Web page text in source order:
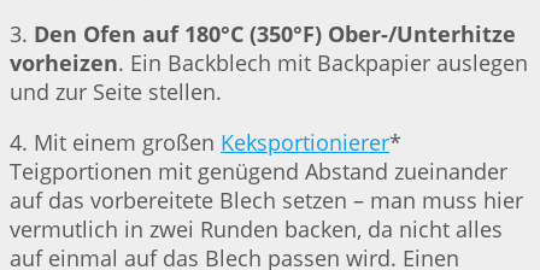
3. Den Ofen auf 180°C (350°F) Ober-/Unterhitze
vorheizen. Ein Backblech mit Backpapier auslegen
und zur Seite stellen.
4. Mit einem großen Keksportionierer*
Teigportionen mit genügend Abstand zueinander
auf das vorbereitete Blech setzen – man muss hier
vermutlich in zwei Runden backen, da nicht alles
auf einmal auf das Blech passen wird. Einen